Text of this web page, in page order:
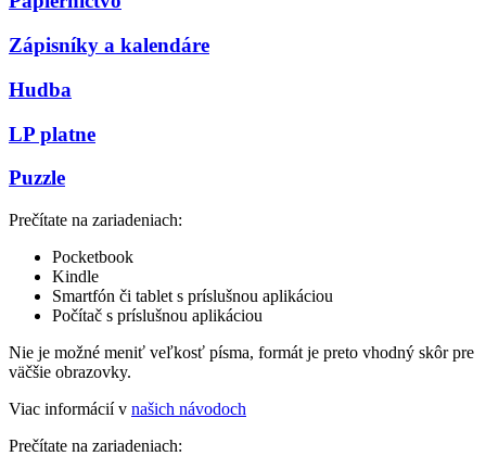
Zápisníky a kalendáre
Hudba
LP platne
Puzzle
Prečítate na zariadeniach:
Pocketbook
Kindle
Smartfón či tablet s príslušnou aplikáciou
Počítač s príslušnou aplikáciou
Nie je možné meniť veľkosť písma, formát je preto vhodný skôr pre
väčšie obrazovky.
Viac informácií v našich návodoch
Prečítate na zariadeniach: